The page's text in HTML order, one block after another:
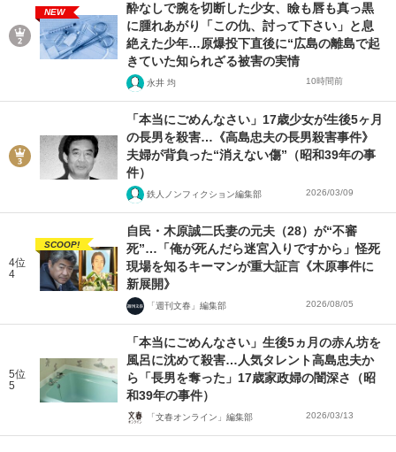
NEW
酔なしで腕を切断した少女、瞼も唇も真っ黒
に腫れあがり「この仇、討って下さい」と息
絶えた少年…原爆投下直後に“広島の離島で起
きていた知られざる被害の実情
永井 均 10時間前
「本当にごめんなさい」17歳少女が生後5ヶ月
の長男を殺害…《高島忠夫の長男殺害事件》
夫婦が背負った“消えない傷”（昭和39年の事
件）
鉄人ノンフィクション編集部 2026/03/09
4位
4
SCOOP!
自民・木原誠二氏妻の元夫（28）が“不審
死”…「俺が死んだら迷宮入りですから」怪死
現場を知るキーマンが重大証言《木原事件に
新展開》
「週刊文春」編集部 2026/08/05
5位
5
「本当にごめんなさい」生後5ヵ月の赤ん坊を
風呂に沈めて殺害…人気タレント高島忠夫か
ら「長男を奪った」17歳家政婦の闇深さ（昭
和39年の事件）
「文春オンライン」編集部 2026/03/13